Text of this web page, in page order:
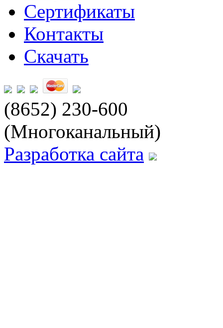
Сертификаты
Контакты
Скачать
(8652) 230-600
(Многоканальный)
Разработка сайта